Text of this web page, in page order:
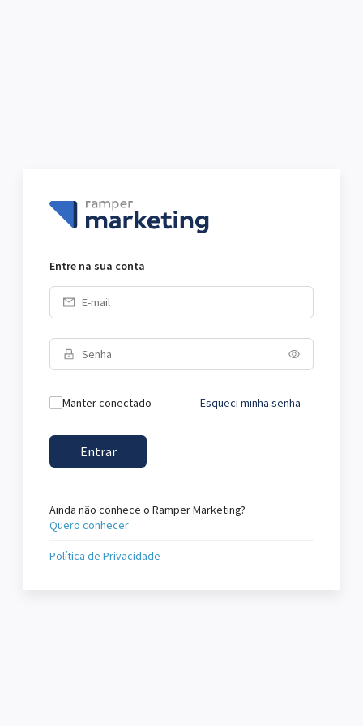
Entre na sua conta
Manter conectado Esqueci minha senha
Entrar
Ainda não conhece o Ramper Marketing?
Quero conhecer
Política de Privacidade